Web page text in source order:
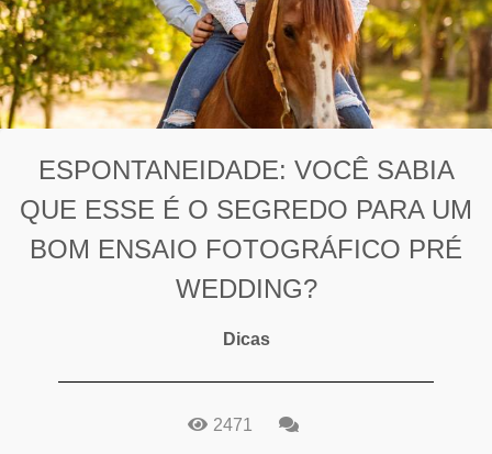
ESPONTANEIDADE: VOCÊ SABIA
QUE ESSE É O SEGREDO PARA UM
BOM ENSAIO FOTOGRÁFICO PRÉ
WEDDING?
Dicas
2471